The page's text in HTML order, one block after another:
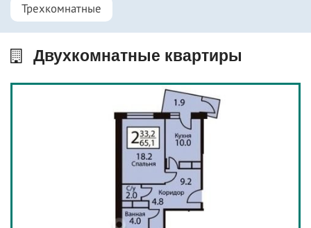
Трехкомнатные
Двухкомнатные квартиры